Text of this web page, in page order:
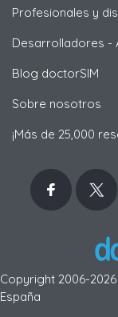
Profesionales y
Desarrolladores -
Blog doctorSIM
Sobre nosotros
¡Más de 25,000
Copyright 2006-
España